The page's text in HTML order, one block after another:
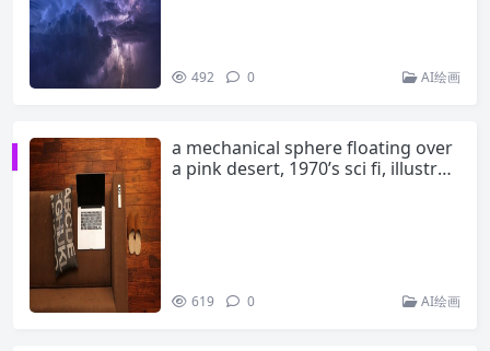
492 0 AI绘画
a mechanical sphere floating over
a pink desert, 1970’s sci fi, illustrati
619 0 AI绘画